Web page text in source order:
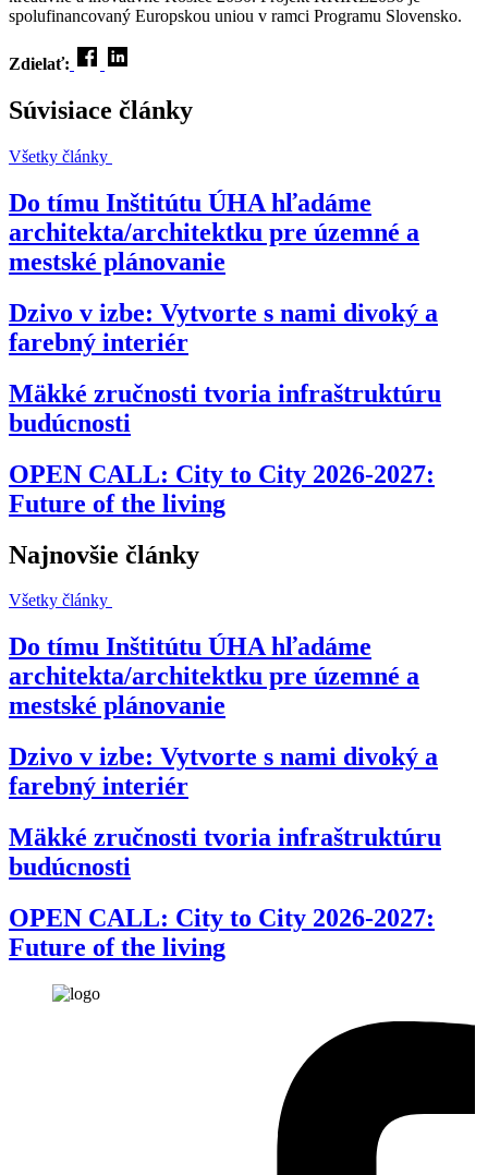
spolufinancovaný Europskou uniou v ramci Programu Slovensko.
Zdielať:
Súvisiace články
Všetky články
Do tímu Inštitútu ÚHA hľadáme
architekta/architektku pre územné a
mestské plánovanie
Dzivo v izbe: Vytvorte s nami divoký a
farebný interiér
Mäkké zručnosti tvoria infraštruktúru
budúcnosti
OPEN CALL: City to City 2026-2027:
Future of the living
Najnovšie články
Všetky články
Do tímu Inštitútu ÚHA hľadáme
architekta/architektku pre územné a
mestské plánovanie
Dzivo v izbe: Vytvorte s nami divoký a
farebný interiér
Mäkké zručnosti tvoria infraštruktúru
budúcnosti
OPEN CALL: City to City 2026-2027:
Future of the living